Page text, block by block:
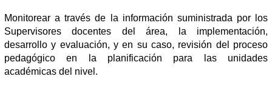
Monitorear a través de la información suministrada por los
Supervisores docentes del área, la implementación,
desarrollo y evaluación, y en su caso, revisión del proceso
pedagógico en la planificación para las unidades
académicas del nivel.